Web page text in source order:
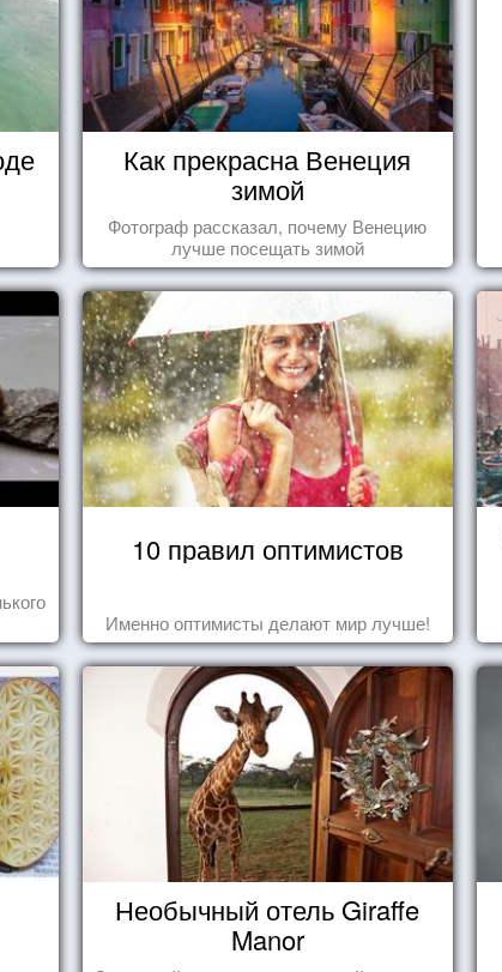
Как прекрасна Венеция
зимой
Фотограф рассказал, почему Венецию
лучше посещать зимой
10 правил оптимистов
Именно оптимисты делают мир лучше!
Необычный отель Giraffe
Manor